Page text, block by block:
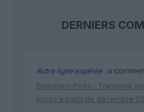
DERNIERS
Autre ligne espérée :a
Bruxelles–Porto : Transavia
loisirs à partir de décembre